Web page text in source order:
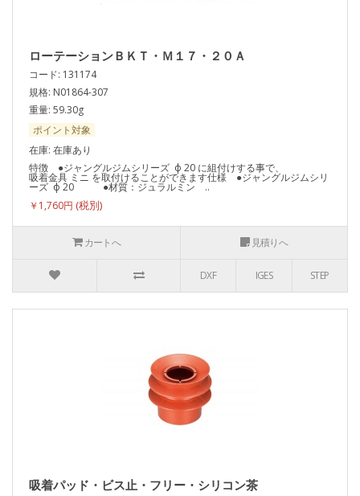
ローテーションＢＫＴ・Ｍ１７・２０Ａ
コード: 131174
規格: N01864-307
重量: 59.30g
ポイント対象
在庫: 在庫あり
特徴 ●ジャングルジムシリーズ ф 20 に組付けする事で、
吸着金具 ミニ を取付けることができます仕様 ●ジャングルジムシリ
ーズ ф 20 ●材質：ジュラルミン ..
￥1,760円
カートへ 見積りへ
DXF IGES STEP
吸着パッド・ビス止・フリー・シリコン茶